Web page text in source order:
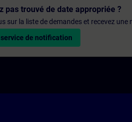
pas trouvé de date appropriée ?
sur la liste de demandes et recevez
de notification